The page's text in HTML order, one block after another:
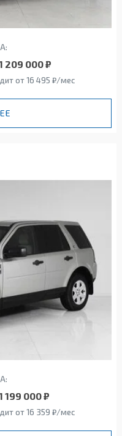
209 000 ₽
от 16 495 ₽/мес
199 000 ₽
от 16 359 ₽/мес